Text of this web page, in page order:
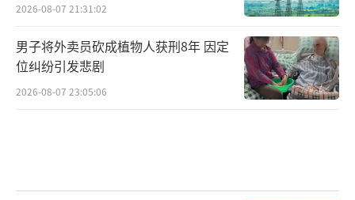
2026-08-07 21:31:02
男子将外卖员砍成植物人获刑8年 因定
位纠纷引发悲剧
2026-08-07 23:05:06